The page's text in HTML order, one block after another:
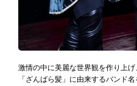
激情の中に美麗な世界観を作り上
「ざんばら髪」に由来するバンド